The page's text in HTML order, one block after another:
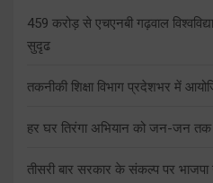
459 करोड़ से एचएनबी गढ़वाल
सुदृढ
तकनीकी शिक्षा विभाग प्रदेशभर में
हर घर तिरंगा अभियान को जन-जन तक
तीसरी बार सरकार के संकल्प पर भाजपा